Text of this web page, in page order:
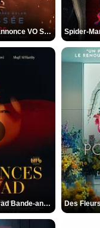
L'Odyssée Bande-annonce VO STFR
Les Silences de Riyad Bande-annonce VO STFR